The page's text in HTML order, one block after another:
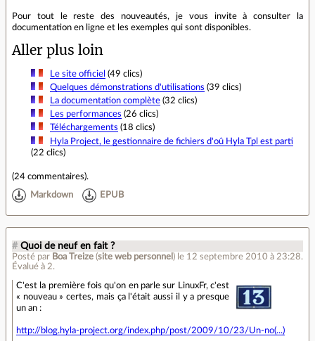
Pour tout le reste des nouveautés, je vous invite à consulter la
documentation en ligne et les exemples qui sont disponibles.
Aller plus loin
Le site officiel (49 clics)
Quelques démonstrations d'utilisations (39 clics)
La documentation complète(32 clics)
Les performances (26 clics)
Téléchargements (18 clics)
Hyla Project, le gestionnaire de fichiers d'oû Hyla Tpl est parti
(22 clics)
(24 commentaires).
Markdown EPUB
# Quoi de neuf en fait ?
Posté par Boa Treize (site web personnel ) le 12 septembre 2010 à 23:28.
Évalué à 2.
C'est la première fois qu'on en parle sur LinuxFr, c'est
« nouveau » certes, mais ça l'était aussi il y a presque
un an :
http://blog.hyla-project.org/index.php/post/2009/10/23/Un-no(...)